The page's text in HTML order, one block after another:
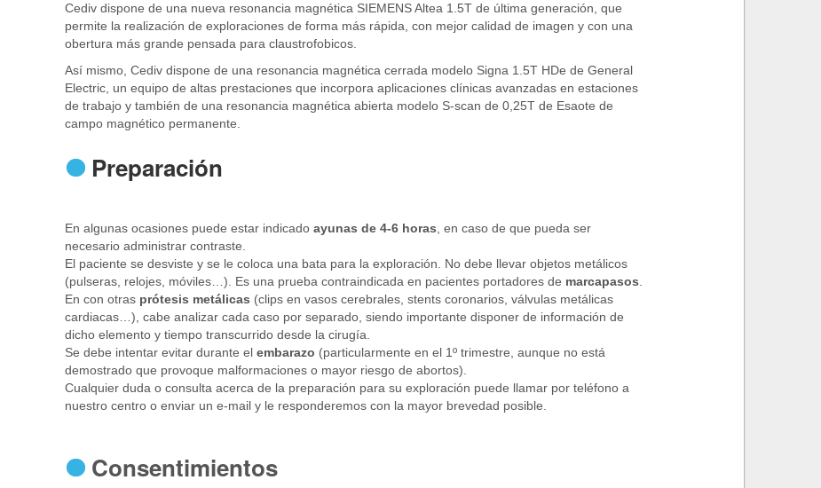
Cediv dispone de una nueva resonancia magnética SIEMENS Altea 1.5T de última generación, que
permite la realización de exploraciones de forma más rápida, con mejor calidad de imagen y con una
obertura más grande pensada para claustrofobicos.
Así mismo, Cediv dispone de una resonancia magnética cerrada modelo Signa 1.5T HDe de General
Electric, un equipo de altas prestaciones que incorpora aplicaciones clínicas avanzadas en estaciones
de trabajo y también de una resonancia magnética abierta modelo S-scan de 0,25T de Esaote de
campo magnético permanente.
Preparación
En algunas ocasiones puede estar indicado ayunas de 4-6 horas , en caso de que pueda ser
necesario administrar contraste.
El paciente se desviste y se le coloca una bata para la exploración. No debe llevar objetos metálicos
(pulseras, relojes, móviles…). Es una prueba contraindicada en pacientes portadores de marcapasos
En con otras prótesis metálicas (clips en vasos cerebrales, stents coronarios, válvulas metálicas
cardiacas…), cabe analizar cada caso por separado, siendo importante disponer de información de
dicho elemento y tiempo transcurrido desde la cirugía.
Se debe intentar evitar durante el embarazo (particularmente en el 1º trimestre, aunque no está
demostrado que provoque malformaciones o mayor riesgo de abortos).
Cualquier duda o consulta acerca de la preparación para su exploración puede llamar por teléfono a
nuestro centro o enviar un e-mail y le responderemos con la mayor brevedad posible.
Consentimientos